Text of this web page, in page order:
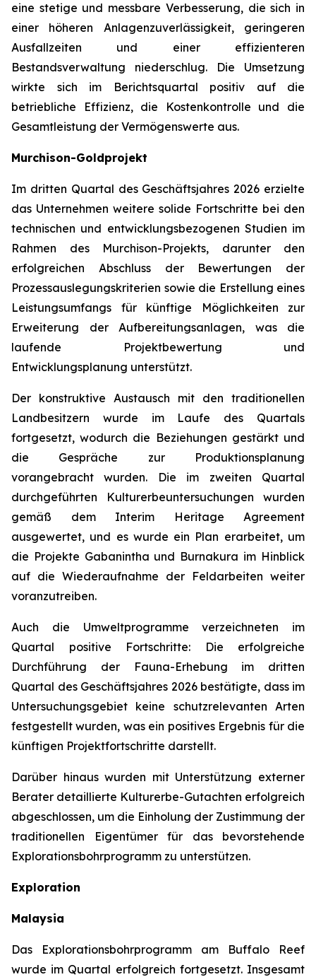
eine stetige und messbare Verbesserung, die sich in
einer höheren Anlagenzuverlässigkeit, geringeren
Ausfallzeiten und einer effizienteren
Bestandsverwaltung niederschlug. Die Umsetzung
wirkte sich im Berichtsquartal positiv auf die
betriebliche Effizienz, die Kostenkontrolle und die
Gesamtleistung der Vermögenswerte aus.
Murchison-Goldprojekt
Im dritten Quartal des Geschäftsjahres 2026 erzielte
das Unternehmen weitere solide Fortschritte bei den
technischen und entwicklungsbezogenen Studien im
Rahmen des Murchison-Projekts, darunter den
erfolgreichen Abschluss der Bewertungen der
Prozessauslegungskriterien sowie die Erstellung eines
Leistungsumfangs für künftige Möglichkeiten zur
Erweiterung der Aufbereitungsanlagen, was die
laufende Projektbewertung und
Entwicklungsplanung unterstützt.
Der konstruktive Austausch mit den traditionellen
Landbesitzern wurde im Laufe des Quartals
fortgesetzt, wodurch die Beziehungen gestärkt und
die Gespräche zur Produktionsplanung
vorangebracht wurden. Die im zweiten Quartal
durchgeführten Kulturerbeuntersuchungen wurden
gemäß dem Interim Heritage Agreement
ausgewertet, und es wurde ein Plan erarbeitet, um
die Projekte Gabanintha und Burnakura im Hinblick
auf die Wiederaufnahme der Feldarbeiten weiter
voranzutreiben.
Auch die Umweltprogramme verzeichneten im
Quartal positive Fortschritte: Die erfolgreiche
Durchführung der Fauna-Erhebung im dritten
Quartal des Geschäftsjahres 2026 bestätigte, dass im
Untersuchungsgebiet keine schutzrelevanten Arten
festgestellt wurden, was ein positives Ergebnis für die
künftigen Projektfortschritte darstellt.
Darüber hinaus wurden mit Unterstützung externer
Berater detaillierte Kulturerbe-Gutachten erfolgreich
abgeschlossen, um die Einholung der Zustimmung der
traditionellen Eigentümer für das bevorstehende
Explorationsbohrprogramm zu unterstützen.
Exploration
Malaysia
Das Explorationsbohrprogramm am Buffalo Reef
wurde im Quartal erfolgreich fortgesetzt. Insgesamt